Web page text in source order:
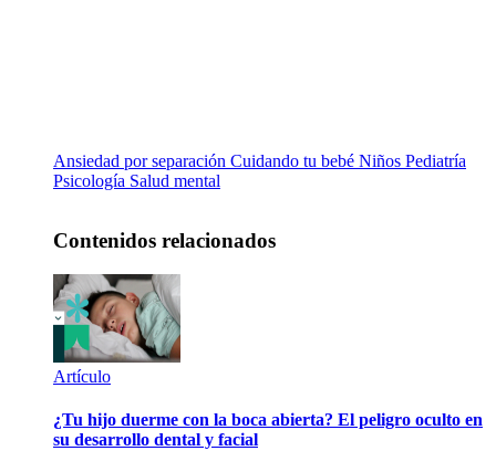
Ansiedad por separación Cuidando tu bebé Niños Pediatría
Psicología Salud mental
Contenidos relacionados
Artículo
¿Tu hijo duerme con la boca abierta? El peligro oculto en
su desarrollo dental y facial